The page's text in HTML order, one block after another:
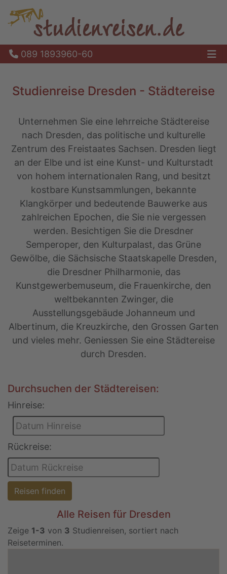
089 1893960-60
Studienreise Dresden - Städtereise
Unternehmen Sie eine lehrreiche Städtereise
nach Dresden, das politische und kulturelle
Zentrum des Freistaates Sachsen. Dresden liegt
an der Elbe und ist eine Kunst- und Kulturstadt
von hohem internationalen Rang, und besitzt
kostbare Kunstsammlungen, bekannte
Klangkörper und bedeutende Bauwerke aus
zahlreichen Epochen, die Sie nie vergessen
werden. Besichtigen Sie die Dresdner
Semperoper, den Kulturpalast, das Grüne
Gewölbe, die Sächsische Staatskapelle Dresden,
die Dresdner Philharmonie, das
Kunstgewerbemuseum, die Frauenkirche, den
weltbekannten Zwinger, die
Ausstellungsgebäude Johanneum und
Albertinum, die Kreuzkirche, den Grossen Garten
und vieles mehr. Geniessen Sie eine Städtereise
durch Dresden.
Durchsuchen der Städtereisen:
Hinreise:
Rückreise:
Reisen finden
Alle Reisen für Dresden
Zeige 1-3 von 3 Studienreisen, sortiert nach
Reiseterminen.